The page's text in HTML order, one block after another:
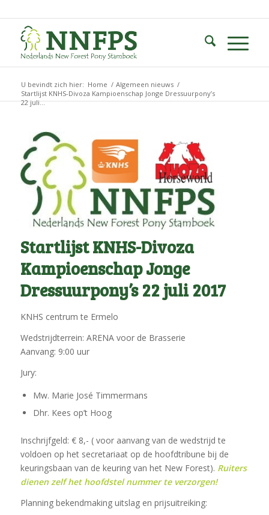
U bevindt zich hier: Home / Algemeen nieuws /
Startlijst KNHS-Divoza Kampioenschap Jonge Dressuurpony’s
22 juli...
Startlijst KNHS-Divoza
Kampioenschap Jonge
Dressuurpony’s 22 juli 2017
KNHS centrum te Ermelo
Wedstrijdterrein: ARENA voor de Brasserie
Aanvang: 9:00 uur
Jury:
Mw. Marie José Timmermans
Dhr. Kees op’t Hoog
Inschrijfgeld: € 8,- ( voor aanvang van de wedstrijd te
voldoen op het secretariaat op de hoofdtribune bij de
keuringsbaan van de keuring van het New Forest). Ruiters
dienen zelf het hoofdstel nummer te verzorgen!
Planning bekendmaking uitslag en prijsuitreiking: